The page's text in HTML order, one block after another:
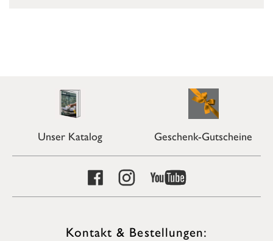
Unser Katalog Geschenk-Gutscheine
Kontakt & Bestellungen: